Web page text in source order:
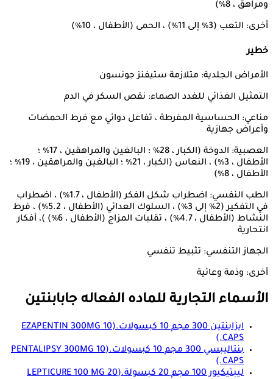
ومراهق ، 8٪)
أخرى: التعب (3٪ إلى 11٪) ، الحمى (الأطفال ، 10٪)
خطير
الأمراض الجلدية: متلازمة ستيفنز جونسون
التمثيل الغذائي للغدد الصماء: نقص السكر في الدم
مناعي: الحساسية المفرطة ، تفاعل دوائي مع فرط الحمضات
وأعراض جهازية
العصبية: الدوخة (الكبار ، 28٪ ؛ البالغين والمراهقين ، 17٪ ؛
الأطفال ، 3٪) ، النعاس (الكبار ، 21٪ ؛ البالغين والمراهقين ، 19٪ ؛
الأطفال ، 8٪)
الطب النفسي: اضطراب شكل الفكر (الأطفال ، 1.7٪) ، اضطراب
في التفكير (2٪ إلى 3٪) ، السلوك العدائي (الأطفال ، 5.2٪) ، فرط
النشاط (الأطفال ، 4.7٪) ، تقلبات المزاج (الأطفال ، 6٪) )، أفكار
انتحارية
الجهاز التنفسي: تثبيط تنفسي
أخرى: وذمة وعائية
الأسماء التجارية للماده الفعاله جابابنتين
ايزابنتين 300 مجم 10 كبسولات.
(EZAPENTIN 300MG 10
CAPS.)
بنتاليبسي 300 مجم 10 كبسولات.
(PENTALIPSY 300MG 10
CAPS.)
ليبتيكيور 100 مجم 20 كبسولة.
(LEPTICURE 100 MG 20